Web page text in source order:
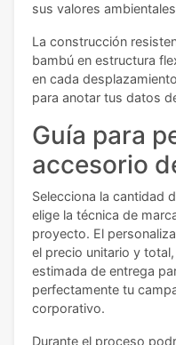
sus valores
La construcción
bambú en estructura
en cada
para anotar tus datos
Guía para
accesorio
Selecciona la cantidad
elige la técnica de
proyecto. El
el precio unitario y
estimada de entrega
perfectamente tu
corporativo.
Durante el proceso